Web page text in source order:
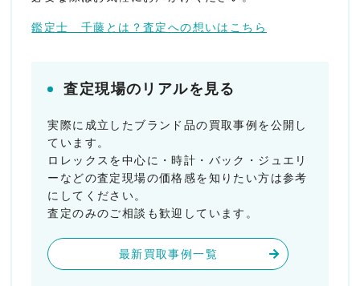
鑑定士 千藤とは？査定への想いはこちら
査定現場のリアルを見る
実際に成立したブランド品の買取事例を公開し
ています。
ロレックスを中心に・時計・バック・ジュエリ
ーなどの査定現場の価格感を知りたい方は参考
にしてください。
査定のみのご相談も歓迎しています。
最新買取事例一覧